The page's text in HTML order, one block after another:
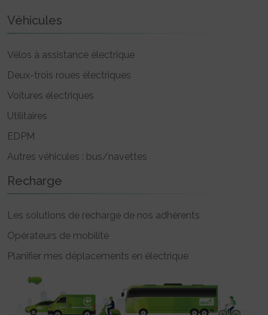
Véhicules
Vélos à assistance électrique
Deux-trois roues électriques
Voitures électriques
Utilitaires
EDPM
Autres véhicules : bus/navettes
Recharge
Les solutions de recharge de nos adhérents
Opérateurs de mobilité
Planifier mes déplacements en électrique